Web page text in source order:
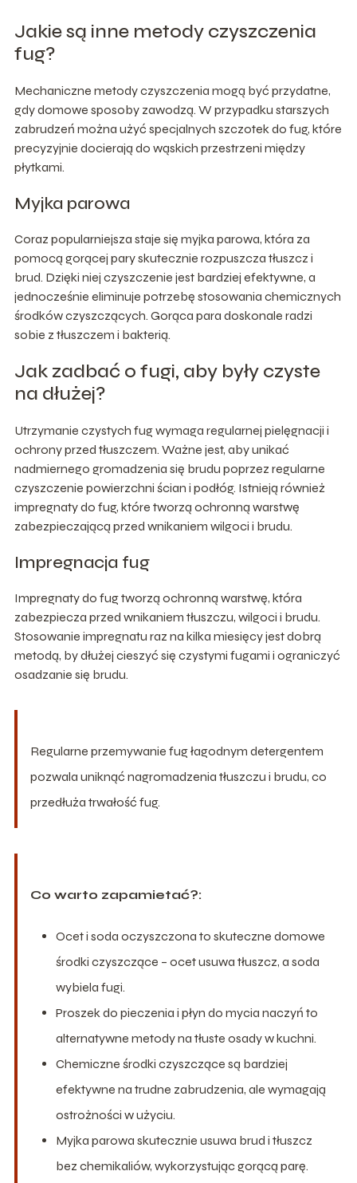
Jakie są inne metody czyszczenia
fug?
Mechaniczne metody czyszczenia mogą być przydatne,
gdy domowe sposoby zawodzą. W przypadku starszych
zabrudzeń można użyć specjalnych szczotek do fug, które
precyzyjnie docierają do wąskich przestrzeni między
płytkami.
Myjka parowa
Coraz popularniejsza staje się myjka parowa, która za
pomocą gorącej pary skutecznie rozpuszcza tłuszcz i
brud. Dzięki niej czyszczenie jest bardziej efektywne, a
jednocześnie eliminuje potrzebę stosowania chemicznych
środków czyszczących. Gorąca para doskonale radzi
sobie z tłuszczem i bakterią.
Jak zadbać o fugi, aby były czyste
na dłużej?
Utrzymanie czystych fug wymaga regularnej pielęgnacji i
ochrony przed tłuszczem. Ważne jest, aby unikać
nadmiernego gromadzenia się brudu poprzez regularne
czyszczenie powierzchni ścian i podłóg. Istnieją również
impregnaty do fug, które tworzą ochronną warstwę
zabezpieczającą przed wnikaniem wilgoci i brudu.
Impregnacja fug
Impregnaty do fug tworzą ochronną warstwę, która
zabezpiecza przed wnikaniem tłuszczu, wilgoci i brudu.
Stosowanie impregnatu raz na kilka miesięcy jest dobrą
metodą, by dłużej cieszyć się czystymi fugami i ograniczyć
osadzanie się brudu.
Regularne przemywanie fug łagodnym detergentem
pozwala uniknąć nagromadzenia tłuszczu i brudu, co
przedłuża trwałość fug.
Co warto zapamietać?:
Ocet i soda oczyszczona to skuteczne domowe
środki czyszczące – ocet usuwa tłuszcz, a soda
wybiela fugi.
Proszek do pieczenia i płyn do mycia naczyń to
alternatywne metody na tłuste osady w kuchni.
Chemiczne środki czyszczące są bardziej
efektywne na trudne zabrudzenia, ale wymagają
ostrożności w użyciu.
Myjka parowa skutecznie usuwa brud i tłuszcz
bez chemikaliów, wykorzystując gorącą parę.